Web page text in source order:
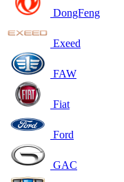
DongFeng
Exeed
FAW
Fiat
Ford
GAC